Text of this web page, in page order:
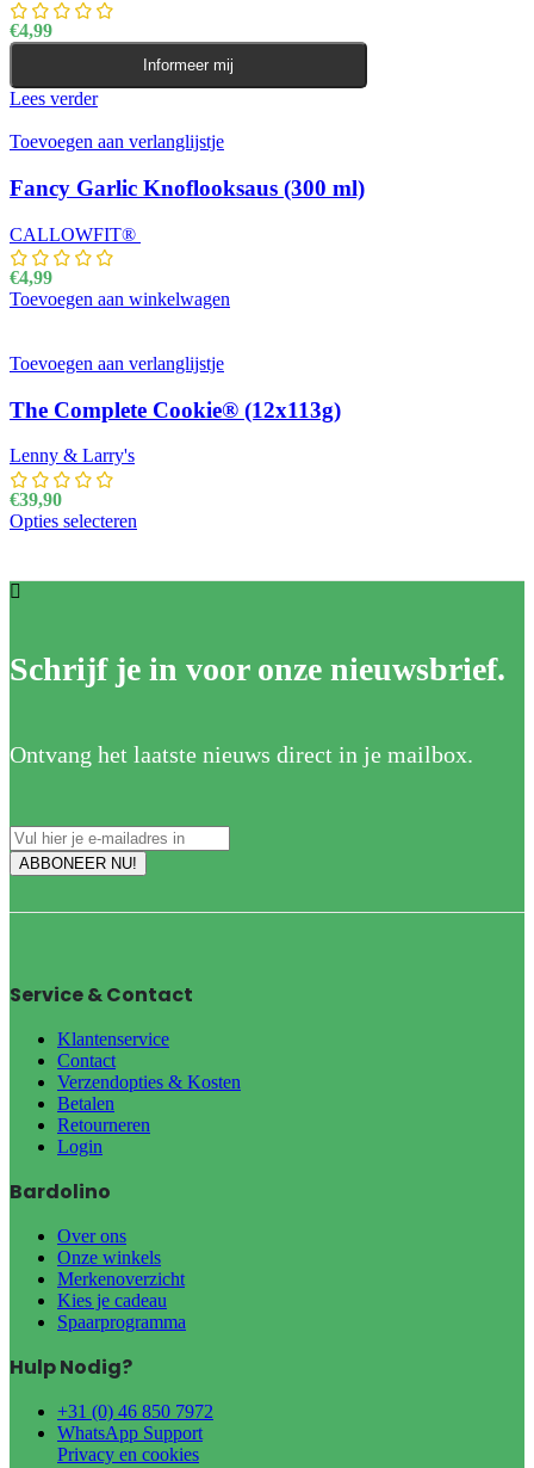
€4,99
Informeer mij
Lees verder
Toevoegen aan verlanglijstje
Fancy Garlic Knoflooksaus (300 ml)
CALLOWFIT®
€4,99
Toevoegen aan winkelwagen
Toevoegen aan verlanglijstje
The Complete Cookie® (12x113g)
Lenny & Larry's
€39,90
Opties selecteren
Schrijf je in voor onze nieuwsbrief.
Ontvang het laatste nieuws direct in je mailbox.
Service & Contact
Klantenservice
Contact
Verzendopties & Kosten
Betalen
Retourneren
Login
Bardolino
Over ons
Onze winkels
Merkenoverzicht
Kies je cadeau
Spaarprogramma
Hulp Nodig?
+31 (0) 46 850 7972
WhatsApp Support
Privacy en cookies